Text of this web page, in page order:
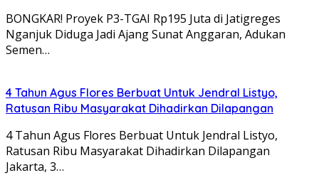
BONGKAR! Proyek P3-TGAI Rp195 Juta di Jatigreges
Nganjuk Diduga Jadi Ajang Sunat Anggaran, Adukan
Semen…
4 Tahun Agus Flores Berbuat Untuk Jendral Listyo,
Ratusan Ribu Masyarakat Dihadirkan Dilapangan
4 Tahun Agus Flores Berbuat Untuk Jendral Listyo,
Ratusan Ribu Masyarakat Dihadirkan Dilapangan
Jakarta, 3…